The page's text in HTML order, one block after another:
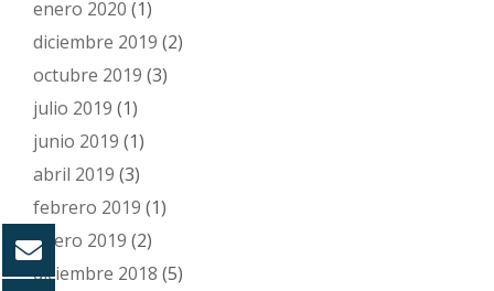
enero 2020 (1)
diciembre 2019 (2)
octubre 2019 (3)
julio 2019 (1)
junio 2019 (1)
abril 2019 (3)
febrero 2019 (1)
enero 2019 (2)
diciembre 2018 (5)